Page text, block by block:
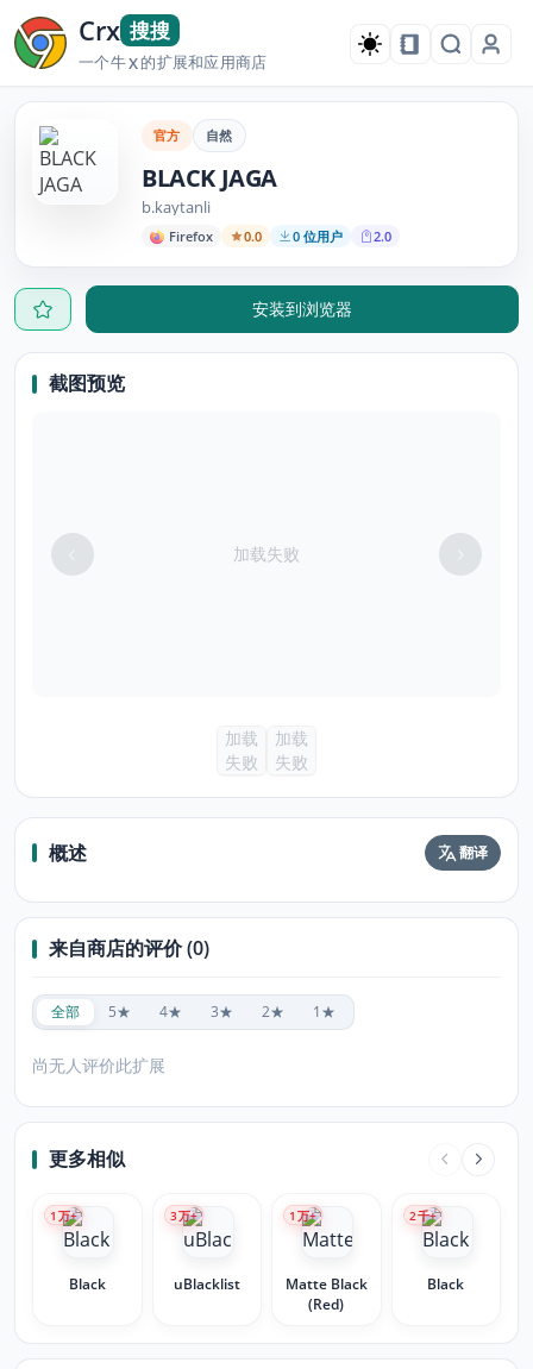
Crx 搜搜
一个牛X的扩展和应用商店
官方 自然
BLACK JAGA
b.kaytanli
Firefox 0.0 0 位用户 2.0
安装到浏览器
截图预览
加载失败
加载
失败
加载
失败
概述 翻译
来自商店的评价 (0)
全部 5★ 4★ 3★ 2★ 1★
尚无人评价此扩展
更多相似
Black
1 万+
uBlacklist
3万+
Matte Black
(Red)
1 万+
Black
2千+